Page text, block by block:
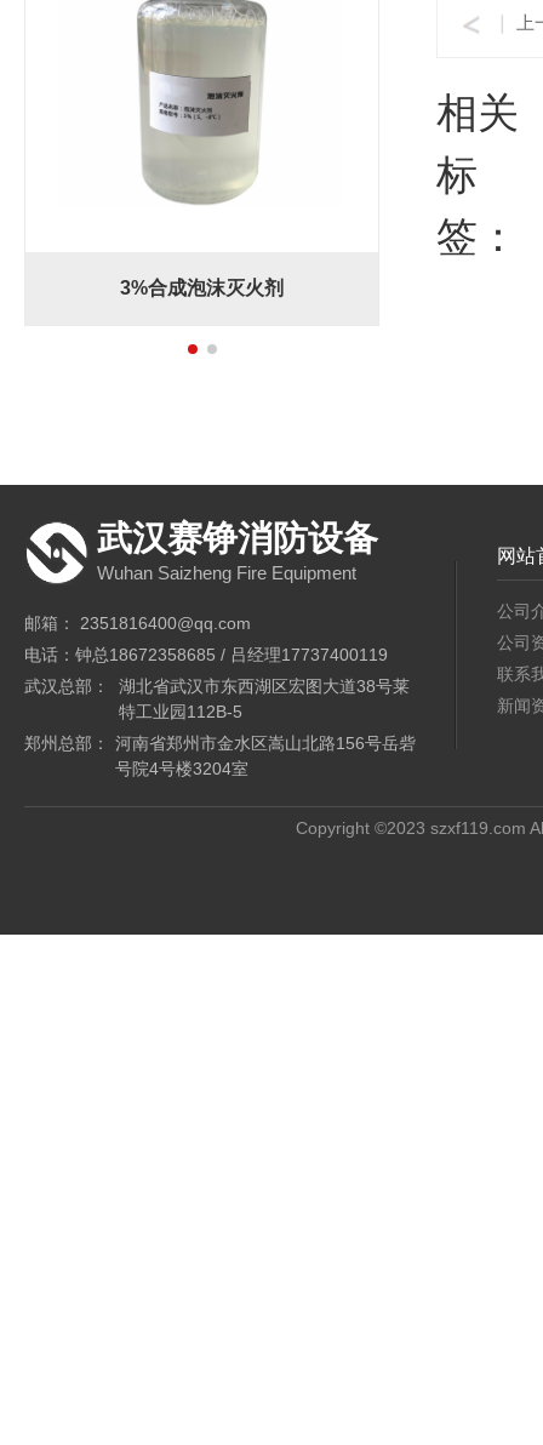
3%合成泡沫灭火剂
相关
标
签：
武汉赛铮消防设备
Wuhan Saizheng Fire Equipment
邮箱： 2351816400@qq.com
电话：钟总18672358685 / 吕经理17737400119
武汉总部：
湖北省武汉市东西湖区宏图大道38号莱
特工业园112B-5
郑州总部：
河南省郑州市金水区嵩山北路156号岳砦
号院4号楼3204室
网站
公司
公司
联系
新闻
Copyright ©2023 szxf119.com